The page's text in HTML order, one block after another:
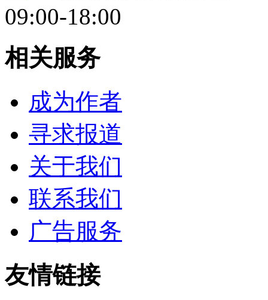
09:00-18:00
相关服务
成为作者
寻求报道
关于我们
联系我们
广告服务
友情链接